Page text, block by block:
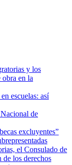
y los
obra en la
escuelas: así
de
excluyentes”
el Consulado de
los derechos